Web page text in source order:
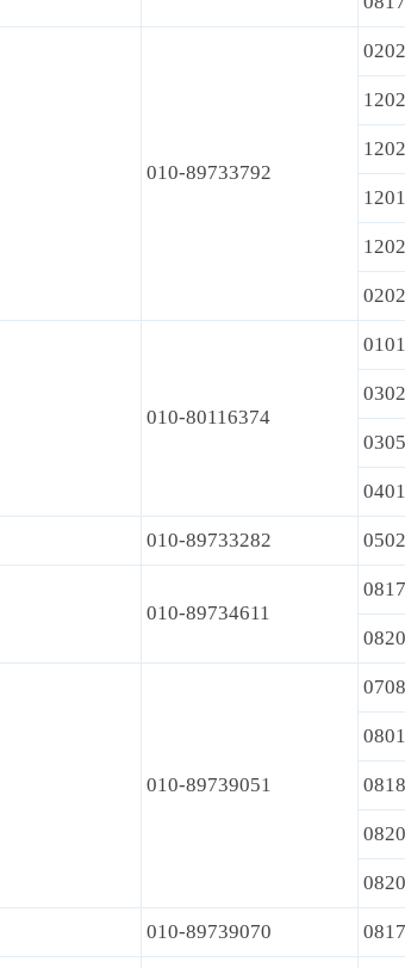
010-89733792
010-80116374
010-89733282
010-89734611
010-89739051
010-89739070